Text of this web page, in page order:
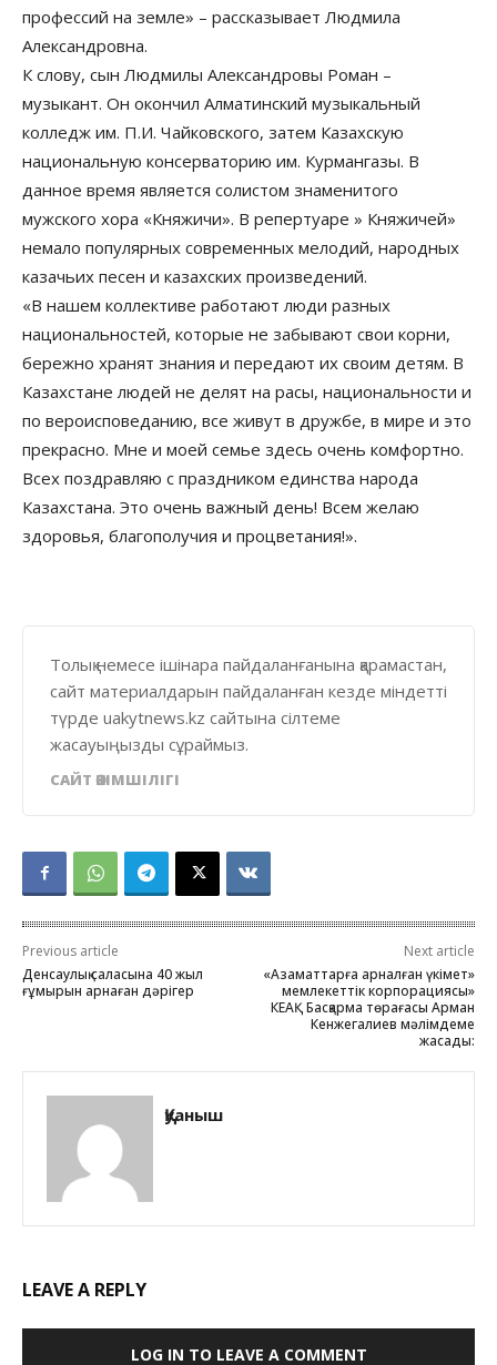
профессий на земле» – рассказывает Людмила
Александровна.
К слову, сын Людмилы Александровы Роман –
музыкант. Он окончил Алматинский музыкальный
колледж им. П.И. Чайковского, затем Казахскую
национальную консерваторию им. Курмангазы. В
данное время является солистом знаменитого
мужского хора «Княжичи». В репертуаре » Княжичей»
немало популярных современных мелодий, народных
казачьих песен и казахских произведений.
«В нашем коллективе работают люди разных
национальностей, которые не забывают свои корни,
бережно хранят знания и передают их своим детям. В
Казахстане людей не делят на расы, национальности и
по вероисповеданию, все живут в дружбе, в мире и это
прекрасно. Мне и моей семье здесь очень комфортно.
Всех поздравляю с праздником единства народа
Казахстана. Это очень важный день! Всем желаю
здоровья, благополучия и процветания!».
Толық немесе ішінара пайдаланғанына қарамастан,
сайт материалдарын пайдаланған кезде міндетті
түрде uakytnews.kz сайтына сілтеме
жасауыңызды сұраймыз.
САЙТ ӘКІМШІЛІГІ
Previous article
Денсаулық саласына 40 жыл
ғұмырын арнаған дәрігер
Next article
«Азаматтарға арналған үкімет»
мемлекеттік корпорациясы»
КЕАҚ Басқарма төрағасы Арман
Кенжегалиев мәлімдеме
жасады:
Қуаныш
LEAVE A REPLY
LOG IN TO LEAVE A COMMENT